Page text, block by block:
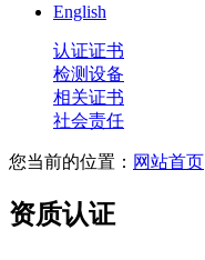
English
认证证书
检测设备
相关证书
社会责任
您当前的位置： 网站首页
资质认证